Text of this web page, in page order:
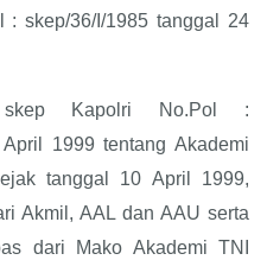
skep/36/I/1985 tanggal 24
skep Kapolri No.Pol :
1999 tentang Akademi
tanggal 10 April 1999,
Akmil, AAL dan AAU serta
dari Mako Akademi TNI